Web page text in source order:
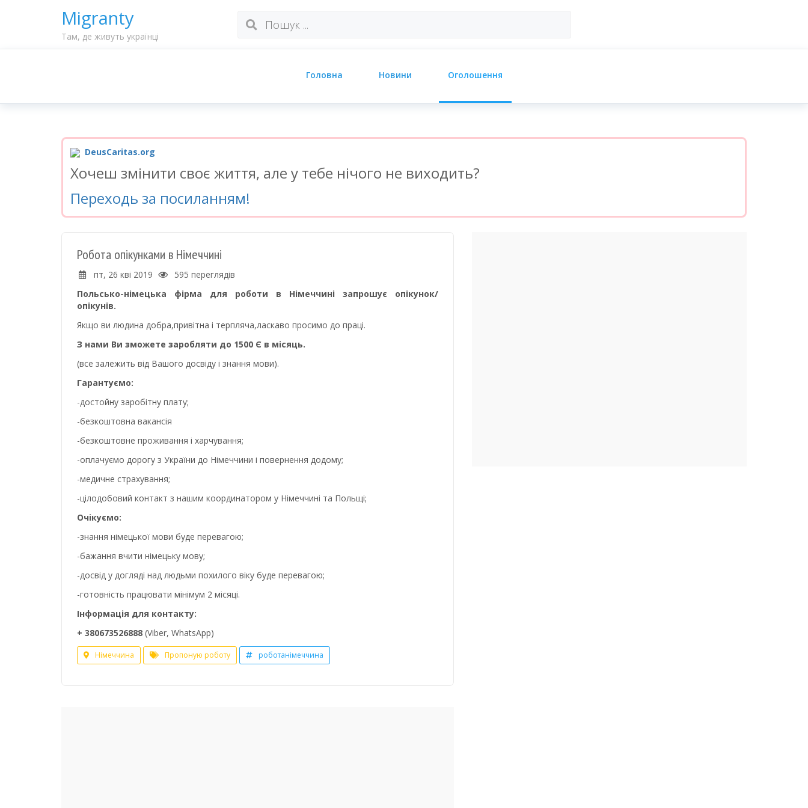
Migranty
Там, де живуть українці
Головна Новини Оголошення
DeusCaritas.org
Хочеш змінити своє життя, але у тебе нічого не виходить?
Переходь за посиланням!
Робота опікунками в Німеччині
пт, 26 кві 2019
595 переглядів
Польсько-німецька фірма для роботи в Німеччині запрошує опікунок/
опікунів.
Якщо ви людина добра,привітна і терпляча,ласкаво просимо до праці.
З нами Ви зможете заробляти до 1500 Є в місяць.
(все залежить від Вашого досвіду і знання мови).
Гарантуємо:
-достойну заробітну плату;
-безкоштовна вакансія
-безкоштовне проживання і харчування;
-оплачуємо дорогу з України до Німеччини і повернення додому;
-медичне страхування;
-цілодобовий контакт з нашим координатором у Німеччині та Польщі;
Очікуємо:
-знання німецької мови буде перевагою;
-бажання вчити німецьку мову;
-досвід у догляді над людьми похилого віку буде перевагою;
-готовність працювати мінімум 2 місяці.
Інформація для контакту:
+ 380673526888 (Viber, WhatsApp)
Німеччина Пропоную роботу роботанімеччина